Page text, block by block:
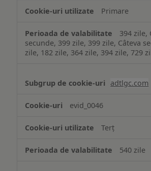
Primare
394 zile,
secunde, 399 zile, 399 zile, Câteva
zile, 182 zile, 364 zile, 394 zile, 729
adtlgc.com
evid_0046
Terț
540 zile